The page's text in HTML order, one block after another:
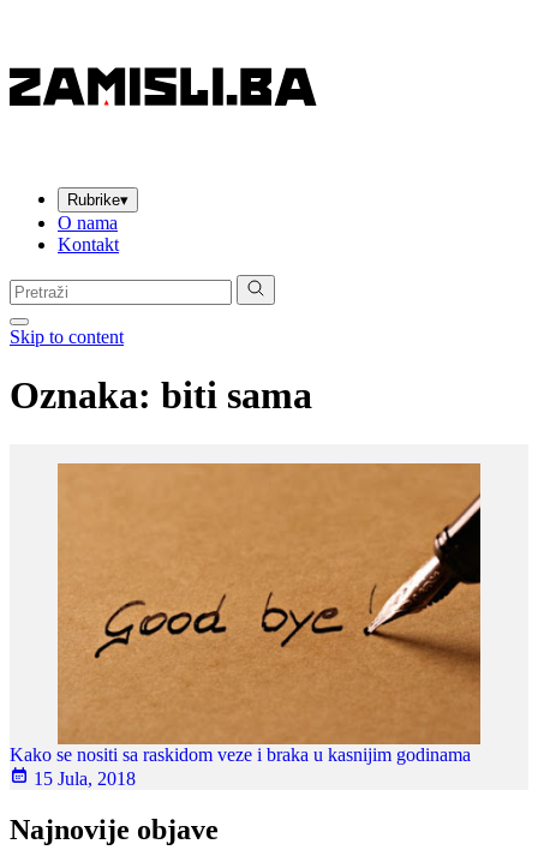
Rubrike▾
O nama
Kontakt
Pretraga:
Skip to content
Oznaka: biti sama
Kako se nositi sa raskidom veze i braka u kasnijim godinama
15 Jula, 2018
Najnovije objave